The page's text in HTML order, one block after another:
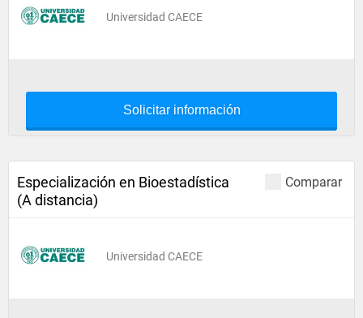
Universidad CAECE
Solicitar información
Comparar
Especialización en Bioestadística
(A distancia)
Universidad CAECE